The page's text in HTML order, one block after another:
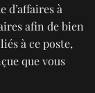
d’affaires à
afin de bien
à ce poste,
que vous